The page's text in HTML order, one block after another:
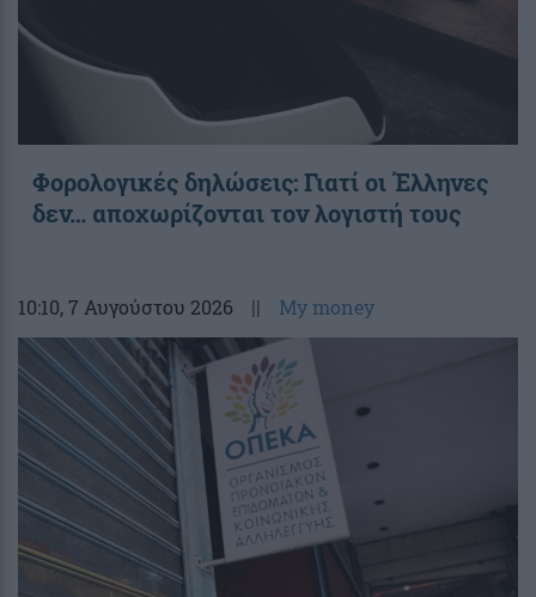
Φορολογικές δηλώσεις: Γιατί οι Έλληνες
δεν… αποχωρίζονται τον λογιστή τους
10:10, 7 Αυγούστου 2026 || My money